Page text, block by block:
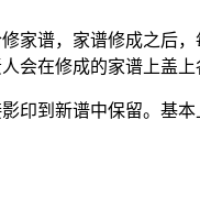
家谱，家谱修成之后
在修成的家谱上盖上
印到新谱中保留。基